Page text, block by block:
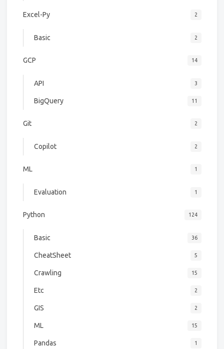
Excel-Py 2
Basic 2
GCP 14
API 3
BigQuery 11
Git 2
Copilot 2
ML 1
Evaluation 1
Python 124
Basic 36
CheatSheet 5
Crawling 15
Etc 2
GIS 2
ML 15
Pandas 1